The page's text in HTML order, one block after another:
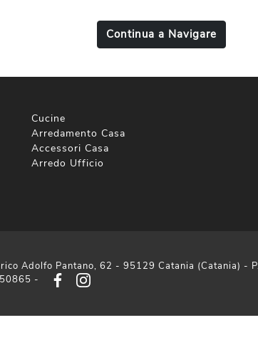
Continua a Navigare
Cucine
Arredamento Casa
Accessori Casa
Arredo Ufficio
Adolfo Pantano, 62 - 95129 Catania (Catania) -
-